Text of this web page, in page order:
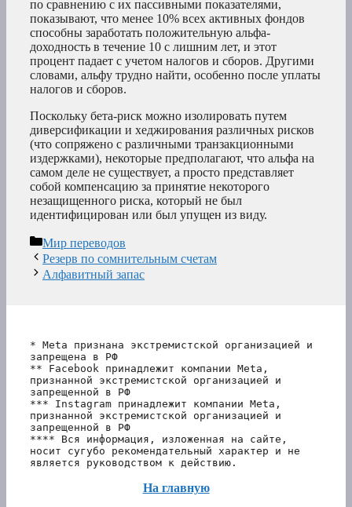
по сравнению с их пассивными показателями,
показывают, что менее 10% всех активных фондов
способны заработать положительную альфа-
доходность в течение 10 с лишним лет, и этот
процент падает с учетом налогов и сборов. Другими
словами, альфу трудно найти, особенно после уплаты
налогов и сборов.
Поскольку бета-риск можно изолировать путем
диверсификации и хеджирования различных рисков
(что сопряжено с различными транзакционными
издержками), некоторые предполагают, что альфа на
самом деле не существует, а просто представляет
собой компенсацию за принятие некоторого
незащищенного риска, который не был
идентифицирован или был упущен из виду.
Рубрики
Мир переводов
Резерв по сомнительным счетам
Алфавитный запас
* Meta признана экстремистской организацией и
запрещена в РФ
** Facebook принадлежит компании Meta,
признанной экстремистской организацией и
запрещенной в РФ
*** Instagram принадлежит компании Meta,
признанной экстремистской организацией и
запрещенной в РФ
**** Вся информация, изложенная на сайте,
носит сугубо рекомендательный характер и не
является руководством к действию.
На главную